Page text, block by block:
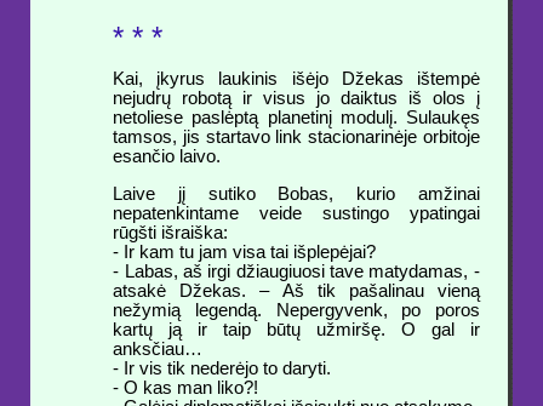
* * *
Kai, įkyrus laukinis išėjo Džekas ištempė
nejudrų robotą ir visus jo daiktus iš olos į
netoliese paslėptą planetinį modulį. Sulaukęs
tamsos, jis startavo link stacionarinėje orbitoje
esančio laivo.
Laive jį sutiko Bobas, kurio amžinai
nepatenkintame veide sustingo ypatingai
rūgšti išraiška:
- Ir kam tu jam visa tai išplepėjai?
- Labas, aš irgi džiaugiuosi tave matydamas, -
atsakė Džekas. – Aš tik pašalinau vieną
nežymią legendą. Nepergyvenk, po poros
kartų ją ir taip būtų užmiršę. O gal ir
anksčiau…
- Ir vis tik nederėjo to daryti.
- O kas man liko?!